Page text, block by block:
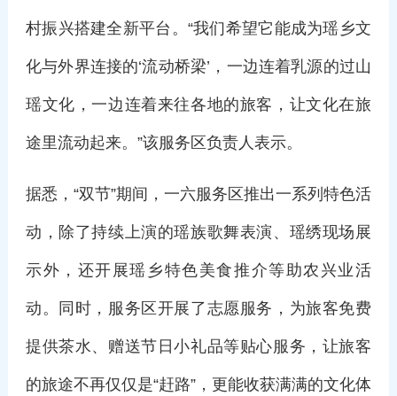
村振兴搭建全新平台。“我们希望它能成为瑶乡文
化与外界连接的‘流动桥梁’，一边连着乳源的过山
瑶文化，一边连着来往各地的旅客，让文化在旅
途里流动起来。”该服务区负责人表示。
据悉，“双节”期间，一六服务区推出一系列特色活
动，除了持续上演的瑶族歌舞表演、瑶绣现场展
示外，还开展瑶乡特色美食推介等助农兴业活
动。同时，服务区开展了志愿服务，为旅客免费
提供茶水、赠送节日小礼品等贴心服务，让旅客
的旅途不再仅仅是“赶路”，更能收获满满的文化体